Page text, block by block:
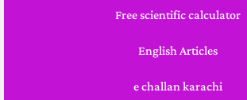
Free scientific calculator
English Articles
e challan karachi